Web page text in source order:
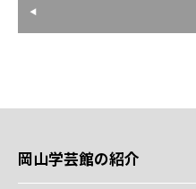
岡山学芸館の紹介